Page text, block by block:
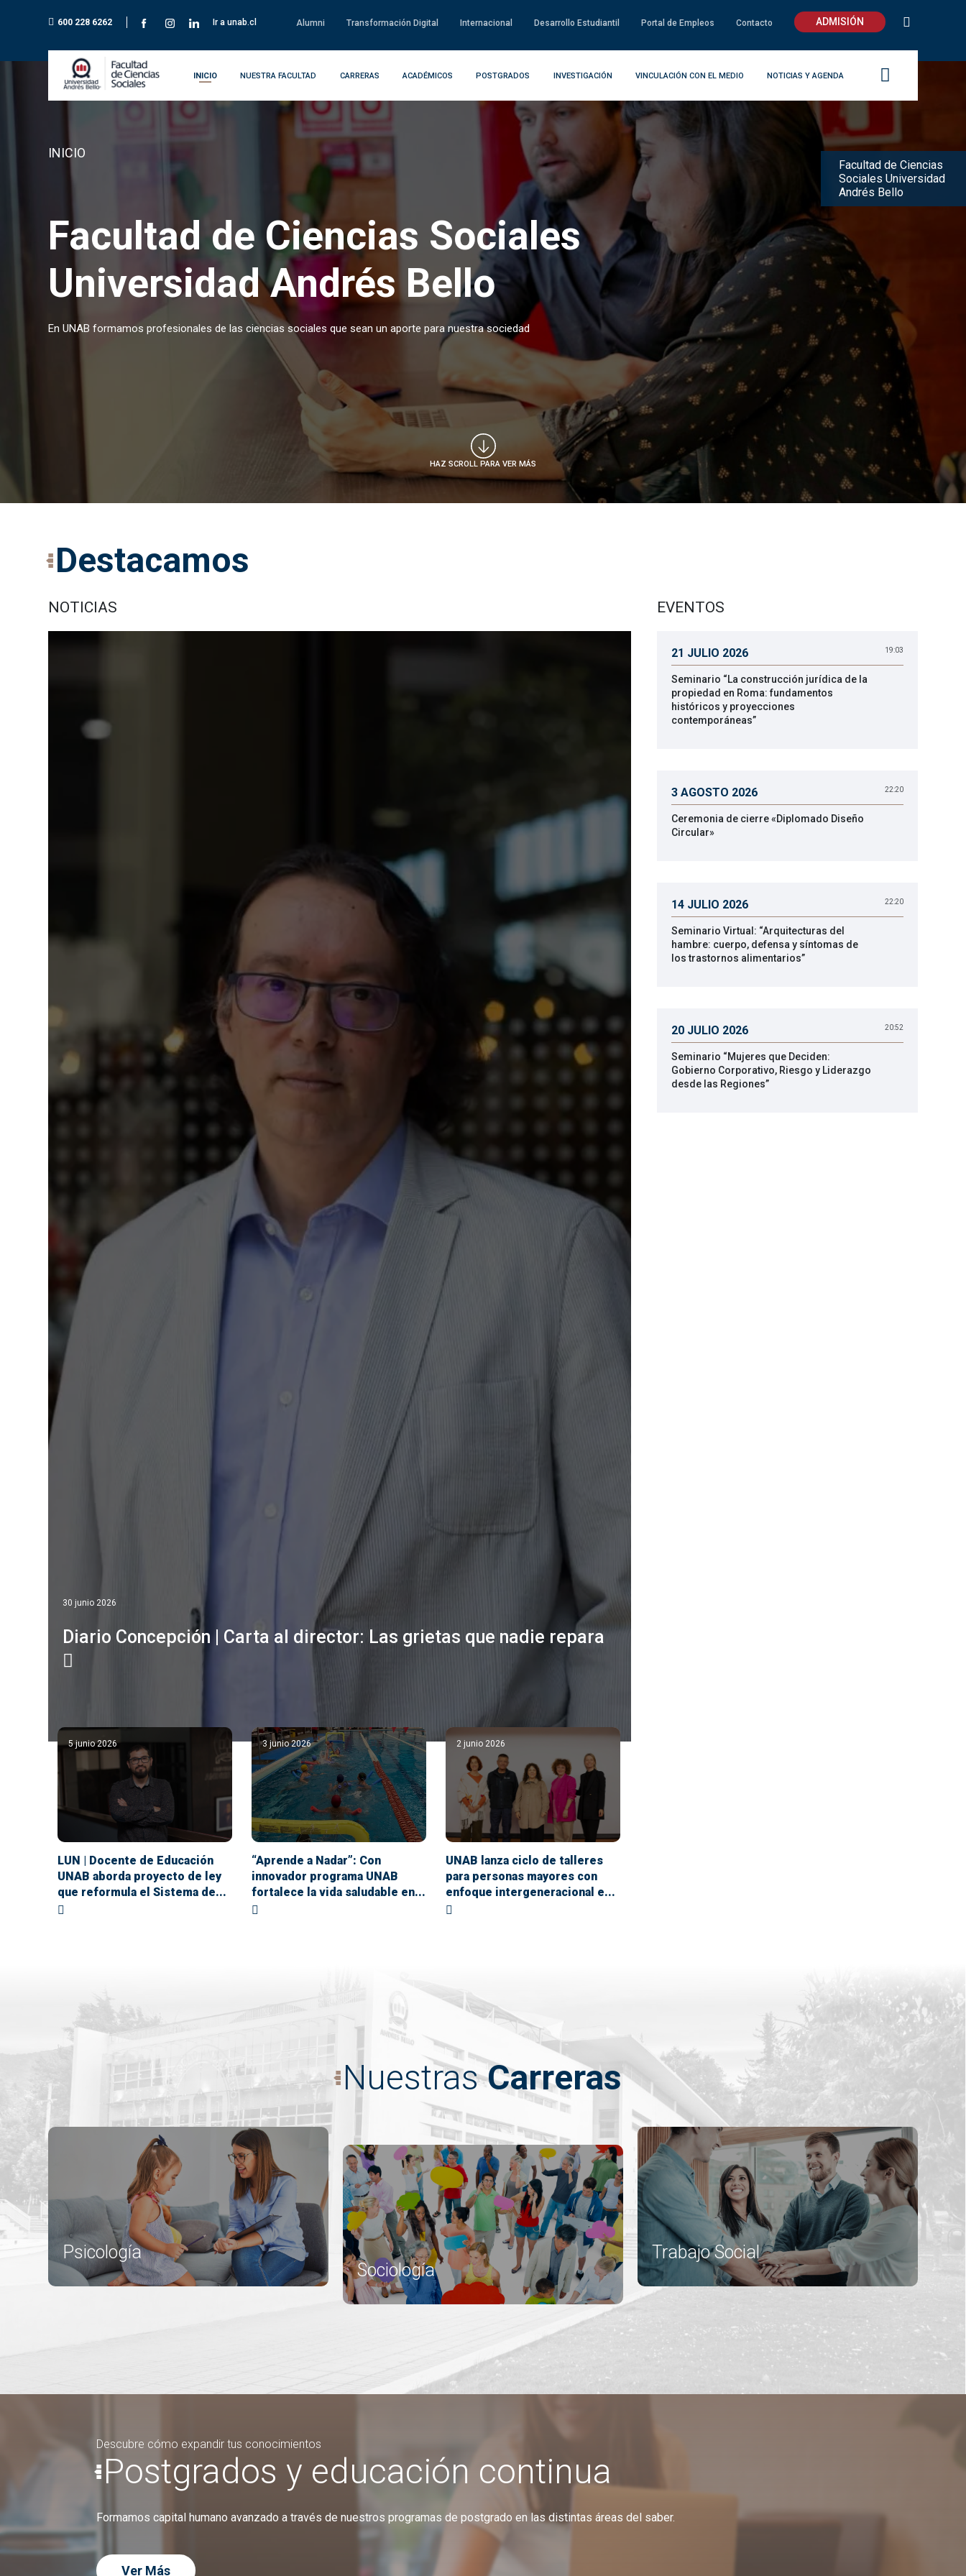
600 228 6262 Ir a unab.cl Alumni Transformación Digital Internacional Desarrollo Estudiantil Portal de Empleos Contacto ADMISIÓN
INICIO NUESTRA FACULTAD CARRERAS ACADÉMICOS POSTGRADOS INVESTIGACIÓN VINCULACIÓN CON EL MEDIO NOTICIAS Y AGENDA
INICIO
Facultad de Ciencias Sociales
Universidad Andrés Bello
En UNAB formamos profesionales de las ciencias sociales que sean un aporte para nuestra sociedad
Facultad de Ciencias
Sociales Universidad
Andrés Bello
HAZ SCROLL PARA VER MÁS
Destacamos
NOTICIAS
30 junio 2026
Diario Concepción | Carta al director: Las grietas que nadie repara
5 junio 2026
LUN | Docente de Educación
UNAB aborda proyecto de ley
que reformula el Sistema de...
3 junio 2026
“Aprende a Nadar”: Con
innovador programa UNAB
fortalece la vida saludable en...
2 junio 2026
UNAB lanza ciclo de talleres
para personas mayores con
enfoque intergeneracional e...
EVENTOS
21 JULIO 2026 19:03
Seminario “La construcción jurídica de la
propiedad en Roma: fundamentos
históricos y proyecciones
contemporáneas”
3 AGOSTO 2026 22:20
Ceremonia de cierre «Diplomado Diseño
Circular»
14 JULIO 2026 22:20
Seminario Virtual: “Arquitecturas del
hambre: cuerpo, defensa y síntomas de
los trastornos alimentarios”
20 JULIO 2026 20:52
Seminario “Mujeres que Deciden:
Gobierno Corporativo, Riesgo y Liderazgo
desde las Regiones”
NuestrasCarreras
Psicología
Sociología
Trabajo Social
Descubre cómo expandir tus conocimientos
Postgrados y educación continua
Formamos capital humano avanzado a través de nuestros programas de postgrado en las distintas áreas del saber.
Ver Más